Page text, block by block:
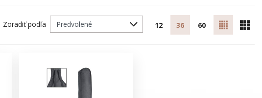
Zoradiť podľa 12 36 60